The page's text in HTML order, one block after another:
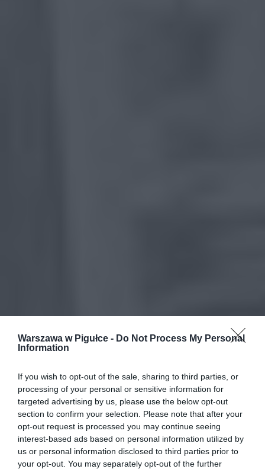
Warszawa w Pigułce - Do Not Process My Personal
Information
If you wish to opt-out of the sale, sharing to third parties, or
processing of your personal or sensitive information for
targeted advertising by us, please use the below opt-out
section to confirm your selection. Please note that after your
opt-out request is processed you may continue seeing
interest-based ads based on personal information utilized by
us or personal information disclosed to third parties prior to
your opt-out. You may separately opt-out of the further